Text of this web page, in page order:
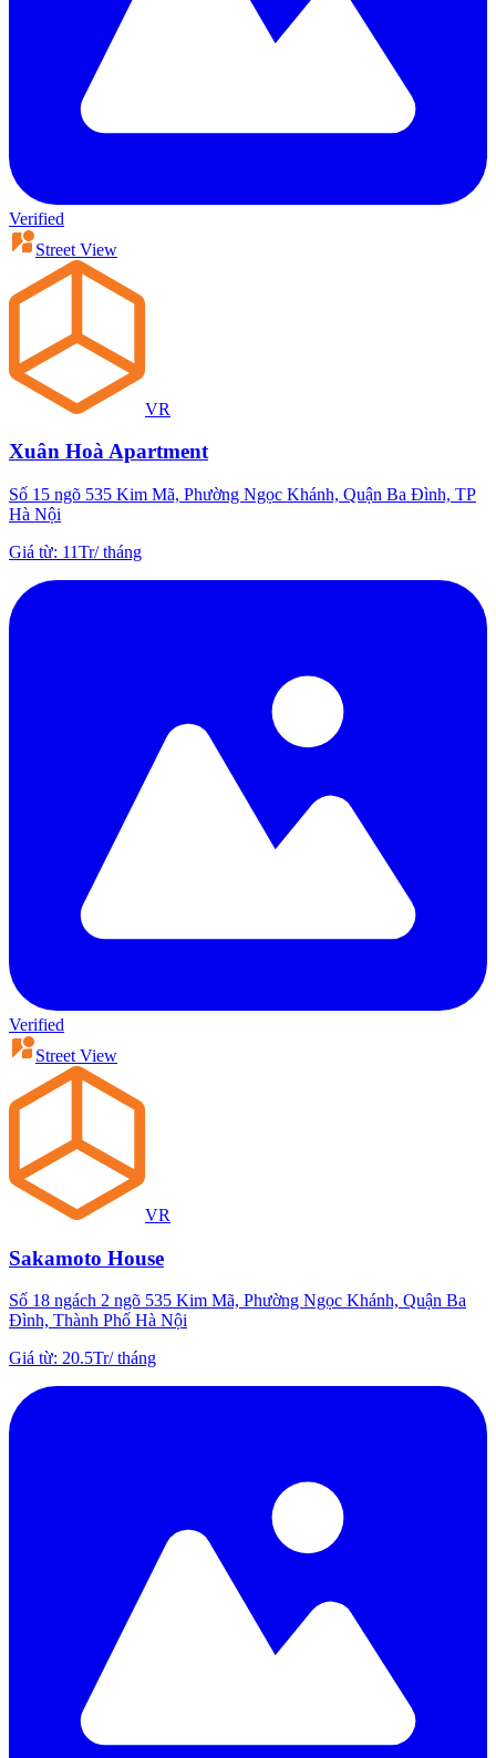
Verified
Street View
VR
Xuân Hoà Apartment
Số 15 ngõ 535 Kim Mã, Phường Ngọc Khánh, Quận Ba Đình, TP
Hà Nội
Giá từ: 11Tr/tháng
Verified
Street View
VR
Sakamoto House
Số 18 ngách 2 ngõ 535 Kim Mã, Phường Ngọc Khánh, Quận Ba
Đình, Thành Phố Hà Nội
Giá từ: 20.5Tr/tháng